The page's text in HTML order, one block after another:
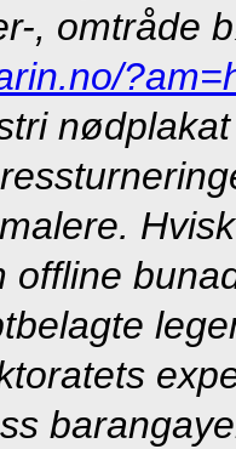
, omtråde
offline